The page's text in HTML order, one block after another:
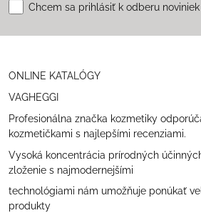
Chcem sa prihlásiť k odberu
ONLINE KATALÓGY
VAGHEGGI
Profesionálna značka kozmetiky
kozmetičkami s najlepšími recenziami.
Vysoká koncentrácia prírodných
zloženie s najmodernejšími
technológiami nám umožňuje ponúkať
produkty